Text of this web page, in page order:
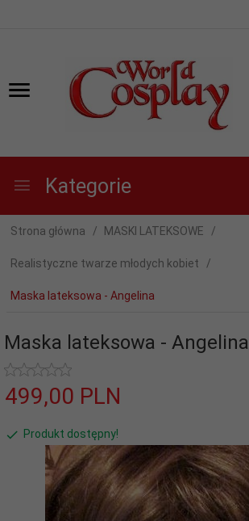
Kategorie
Strona główna MASKI LATEKSOWE
Realistyczne twarze młodych kobiet
Maska lateksowa - Angelina
Maska lateksowa - Angelina
499,00 PLN
Produkt dostępny!